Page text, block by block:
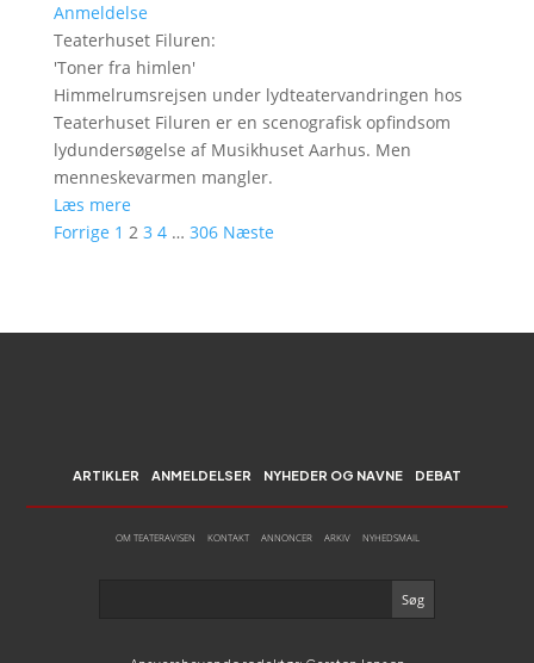
Anmeldelse
Teaterhuset Filuren:
'Toner fra himlen'
Himmelrumsrejsen under lydteatervandringen hos
Teaterhuset Filuren er en scenografisk opfindsom
lydundersøgelse af Musikhuset Aarhus. Men
menneskevarmen mangler.
Læs mere
Forrige 1 2 3 4 … 306 Næste
ARTIKLER ANMELDELSER NYHEDER OG NAVNE DEBAT
OM TEATERAVISEN KONTAKT ANNONCER ARKIV NYHEDSMAIL